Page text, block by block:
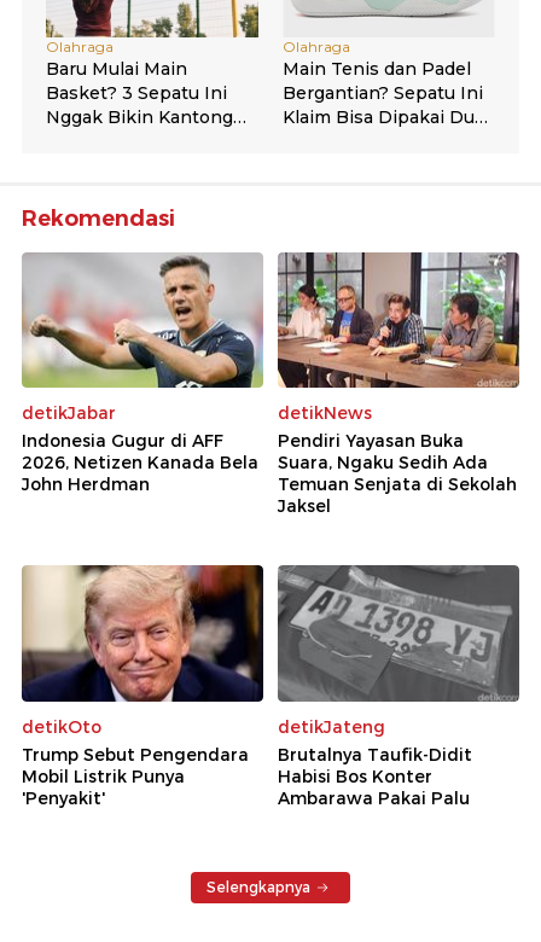
Rekomendasi
detikJabar
Indonesia Gugur di AFF
2026, Netizen Kanada Bela
John Herdman
detikNews
Pendiri Yayasan Buka
Suara, Ngaku Sedih Ada
Temuan Senjata di Sekolah
Jaksel
detikOto
Trump Sebut Pengendara
Mobil Listrik Punya
'Penyakit'
detikJateng
Brutalnya Taufik-Didit
Habisi Bos Konter
Ambarawa Pakai Palu
Selengkapnya